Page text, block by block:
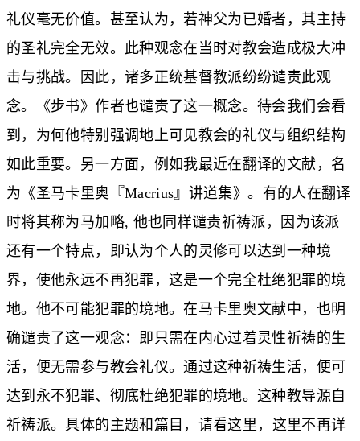
礼仪毫无价值。甚至认为，若神父为已婚者，其主持
的圣礼完全无效。此种观念在当时对教会造成极大冲
击与挑战。因此，诸多正统基督教派纷纷谴责此观
念。《步书》作者也谴责了这一概念。待会我们会看
到，为何他特别强调地上可见教会的礼仪与组织结构
如此重要。另一方面，例如我最近在翻译的文献，名
为《圣马卡里奥『Macrius』讲道集》。有的人在翻译
时将其称为马加略, 他也同样谴责祈祷派，因为该派
还有一个特点，即认为个人的灵修可以达到一种境
界，使他永远不再犯罪，这是一个完全杜绝犯罪的境
地。他不可能犯罪的境地。在马卡里奥文献中，也明
确谴责了这一观念：即只需在内心过着灵性祈祷的生
活，便无需参与教会礼仪。通过这种祈祷生活，便可
达到永不犯罪、彻底杜绝犯罪的境地。这种教导源自
祈祷派。具体的主题和篇目，请看这里 ，这里不再详